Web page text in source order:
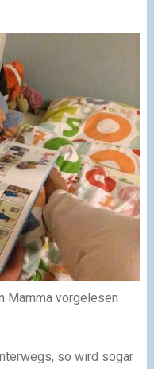
Mamma vorgelesen
so wird sogar